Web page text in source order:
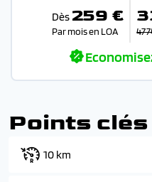
Dès 259 €
Par mois en LOA 47
Points clés
10 km